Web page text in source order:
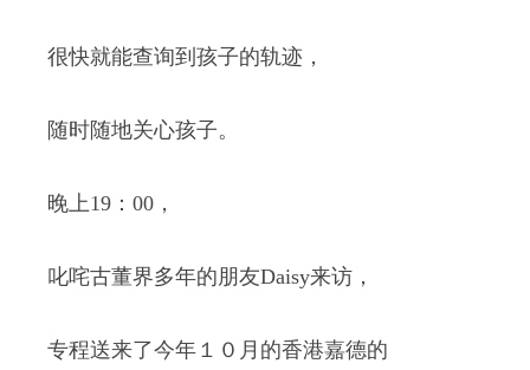
很快就能查询到孩子的轨迹，
随时随地关心孩子。
晚上19：00，
叱咤古董界多年的朋友Daisy来访，
专程送来了今年１０月的香港嘉德的